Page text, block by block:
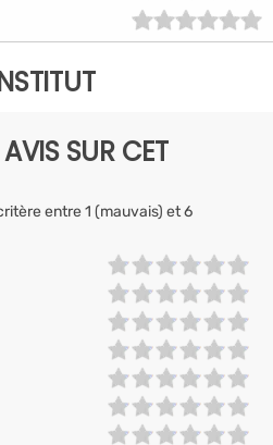
SUR CET
entre 1 (mauvais) et 6